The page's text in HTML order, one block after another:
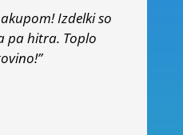
Izdelki so
pa hitra. Toplo